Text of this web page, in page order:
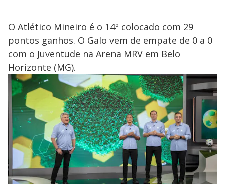
O Atlético Mineiro é o 14º colocado com 29
pontos ganhos. O Galo vem de empate de 0 a 0
com o Juventude na Arena MRV em Belo
Horizonte (MG).